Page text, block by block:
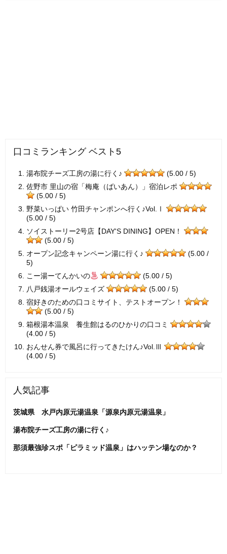
口コミランキング ベスト5
湯布院チーズ工房の湯に行く♪
(5.00 / 5)
佐野市 里山の宿「梅庵（ばいあん）」宿泊レポ
(5.00 / 5)
野菜いっぱい 竹田チャンポンへ行く♪Vol.Ⅰ
(5.00 / 5)
ソイストーリー2号店【DAY'S DINING】OPEN！
(5.00 / 5)
オープン記念キャンペーン湯に行く♪
(5.00 /
5)
こー湯ーてんかいの
(5.00 / 5)
八戸銭湯オールウェイズ
(5.00 / 5)
宿好きのための口コミサイト、テストオープン！
(5.00 / 5)
箱根湯本温泉 養生館はるのひかりの口コミ
(4.00 / 5)
おんせん券で風呂に行ってきたけん♪Vol.Ⅲ
(4.00 / 5)
人気記事
茨城県 水戸内原元湯温泉「源泉内原元湯温泉」
湯布院チーズ工房の湯に行く♪
那須最強珍スポ「ピラミッド温泉」はハッテン場なのか？